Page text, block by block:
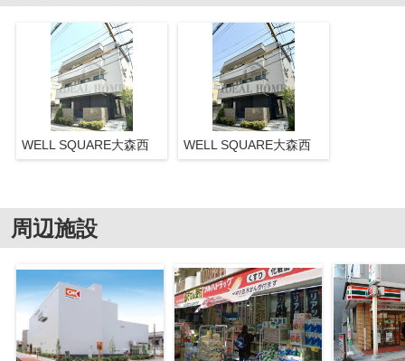
WELL SQUARE大森西 WELL SQUARE大森西
周辺施設